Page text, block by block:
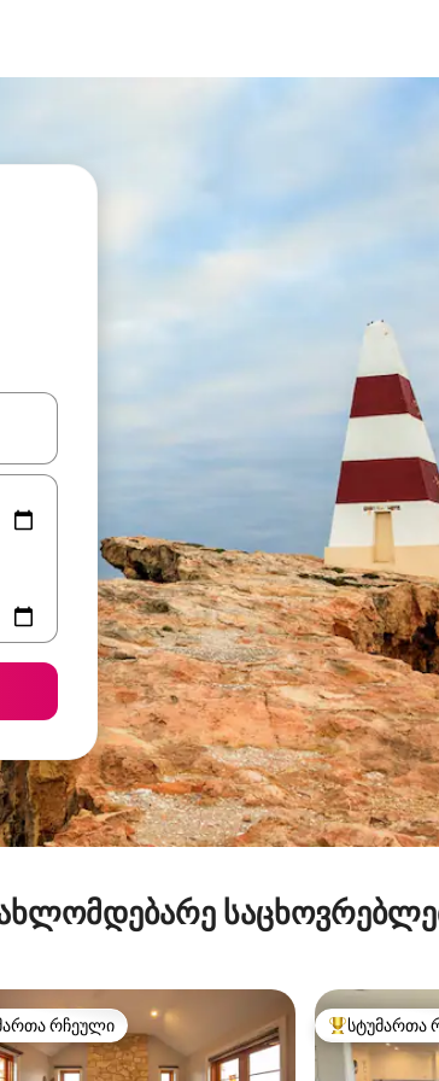
გამოიყენეთ კლავიშები ზემოთ/ქვემოთ
რჩეული
რჩეული სტუმართა
სტუმართა